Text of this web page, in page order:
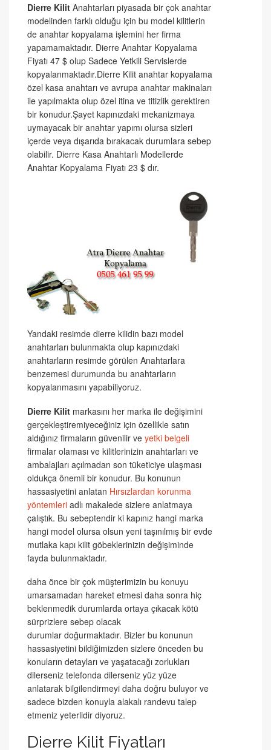
Dierre Kilit Anahtarları piyasada bir çok anahtar
modelinden farklı olduğu için bu model kilitlerin
de anahtar kopyalama işlemini her firma
yapamamaktadır. Dierre Anahtar Kopyalama
Fiyatı 47 $ olup Sadece Yetkili Servislerde
kopyalanmaktadır.Dierre Kilit anahtar kopyalama
özel kasa anahtarı ve avrupa anahtar makinaları
ile yapılmakta olup özel itina ve titizlik gerektiren
bir konudur.Şayet kapınızdaki mekanizmaya
uymayacak bir anahtar yapımı olursa sizleri
içerde veya dışarıda bırakacak durumlara sebep
olabilir. Dierre Kasa Anahtarlı Modellerde
Anahtar Kopyalama Fiyatı 23 $ dır.
Yandaki resimde dierre kilidin bazı model
anahtarları bulunmakta olup kapınızdaki
anahtarların resimde görülen Anahtarlara
benzemesi durumunda bu anahtarların
kopyalanmasını yapabiliyoruz.
Dierre Kilit markasını her marka ile değişimini
gerçekleştiremiyeceğiniz için özellikle satın
aldığınız firmaların güvenilir ve yetki belgeli
firmalar olaması ve kilitlerinizin anahtarları ve
ambalajları açılmadan son tüketiciye ulaşması
oldukça önemli bir konudur. Bu konunun
hassasiyetini anlatan Hırsızlardan korunma
yöntemleri adlı makalede sizlere anlatmaya
çalıştık. Bu sebeptendir ki kapınız hangi marka
hangi model olursa olsun yeni taşınılmış bir evde
mutlaka kapı kilit göbeklerinizin değişiminde
fayda bulunmaktadır.
daha önce bir çok müşterimizin bu konuyu
umarsamadan hareket etmesi daha sonra hiç
beklenmedik durumlarda ortaya çıkacak kötü
sürprizlere sebep olacak
durumlar doğurmaktadır. Bizler bu konunun
hassasiyetini bildiğimizden sizlere önceden bu
konuların detayları ve yaşatacağı zorlukları
dilerseniz telefonda dilerseniz yüz yüze
anlatarak bilgilendirmeyi daha doğru buluyor ve
sadece bizden konuyla alakalı randevu talep
etmeniz yeterlidir diyoruz.
Dierre Kilit Fiyatları